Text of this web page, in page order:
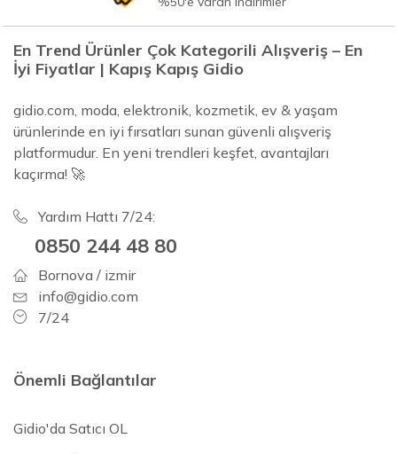
En Trend Ürünler Çok Kategorili Alışveriş – En
İyi Fiyatlar | Kapış Kapış Gidio
gidio.com, moda, elektronik, kozmetik, ev & yaşam
ürünlerinde en iyi fırsatları sunan güvenli alışveriş
platformudur. En yeni trendleri keşfet, avantajları
kaçırma! 🚀
Yardım Hattı 7/24:
0850 244 48 80
Bornova / izmir
info@gidio.com
7/24
Önemli Bağlantılar
Gidio'da Satıcı OL